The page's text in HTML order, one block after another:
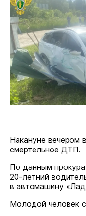
Накануне вечером
смертельное ДТП.
По данным
20-летний
в автомашину
Молодой человек